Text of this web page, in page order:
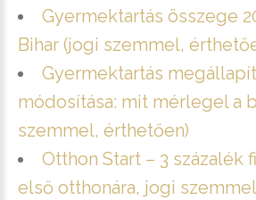
Gyermektartás összege
Bihar (jogi szemmel,
Gyermektartás
módosítása: mit mérlegel a
szemmel, érthetően)
Otthon Start – 3 százalék
első otthonára, jogi